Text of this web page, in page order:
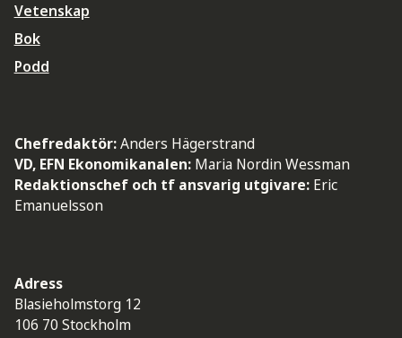
Vetenskap
Bok
Podd
Chefredaktör:Anders Hägerstrand
VD, EFN Ekonomikanalen: Maria Nordin Wessman
Redaktionschef och tf ansvarig utgivare: Eric
Emanuelsson
Adress
Blasieholmstorg 12
106 70 Stockholm